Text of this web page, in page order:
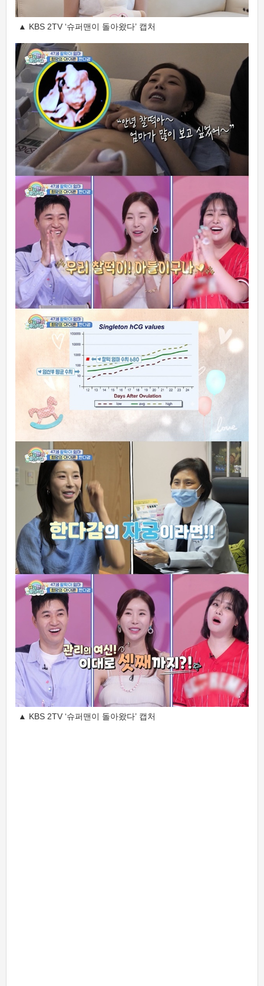
▲ KBS 2TV ‘슈퍼맨이 돌아왔다’ 캡처
▲ KBS 2TV ‘슈퍼맨이 돌아왔다’ 캡처